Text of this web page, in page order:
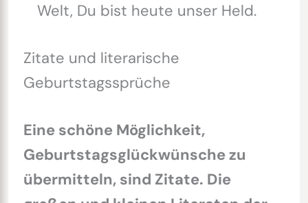
Welt, Du bist heute unser Held.
Zitate und literarische
Geburtstagssprüche
Eine schöne Möglichkeit,
Geburtstagsglückwünsche zu
übermitteln, sind Zitate. Die